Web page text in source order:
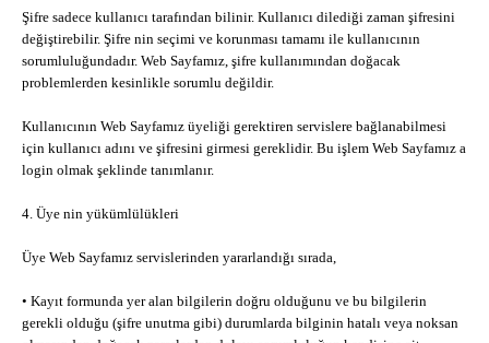
Şifre sadece kullanıcı tarafından bilinir. Kullanıcı dilediği zaman şifresini
değiştirebilir. Şifre nin seçimi ve korunması tamamı ile kullanıcının
sorumluluğundadır. Web Sayfamız, şifre kullanımından doğacak
problemlerden kesinlikle sorumlu değildir.
Kullanıcının Web Sayfamız üyeliği gerektiren servislere bağlanabilmesi
için kullanıcı adını ve şifresini girmesi gereklidir. Bu işlem Web Sayfamız a
login olmak şeklinde tanımlanır.
4. Üye nin yükümlülükleri
Üye Web Sayfamız servislerinden yararlandığı sırada,
• Kayıt formunda yer alan bilgilerin doğru olduğunu ve bu bilgilerin
gerekli olduğu (şifre unutma gibi) durumlarda bilginin hatalı veya noksan